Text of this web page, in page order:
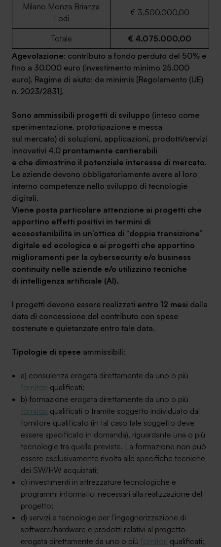
Milano Monza Brianza
Lodi
€ 3.500.000,00
Totale
€ 4.075.000,00
Agevolazione: contributo a fondo perduto del 50% e
fino a 30.000 euro (investimento minimo 25.000
euro). Regime di aiuto: de minimis [Regolamento (UE)
n. 2023/2831].
Sono ammissibili progetti di sviluppo (inteso come
sperimentazione, prototipazione e messa
sul mercato) di soluzioni, applicazioni, prodotti/servizi
innovativi 4.0 prontamente cantierabili
e che dimostrino il potenziale interesse di mercato.
Le aziende devono obbligatoriamente avere al loro
interno competenze nello sviluppo di tecnologie
digitali.
Viene posta particolare attenzione ai progetti che
apportino effetti positivi in termini di
ecosostenibilità in un’ottica di “doppia transizione”
digitale ed ecologica e ai progetti che apportino
miglioramenti per la cybersecurity e/o business
continuity nelle aziende e/o utilizzino tecniche
di intelligenza artificiale (AI).
I progetti devono essere realizzati entro 12 mesi dalla
data di concessione del contributo con spese
sostenute e quietanzate entro tale data.
Tipologie di spese ammissibili:
a) consulenza erogata direttamente da uno o più
fornitori qualificati;
b) formazione erogata direttamente da uno o più
fornitori qualificati o tramite soggetto individuato dal
fornitore qualificato (in tal caso tale soggetto deve
essere specificato in domanda), riguardante una o più
tecnologie tra quelle previste. La formazione non può
essere esclusivamente rivolta alle specifiche tecniche
dei SW/HW acquistati;
c) investimenti in attrezzature tecnologiche e
programmi informatici necessari alla realizzazione del
progetto;
d) servizi e tecnologie per l’ingegnerizzazione di
software/hardware e prodotti relativi al progetto
erogata direttamente da uno o più fornitori qualificati;